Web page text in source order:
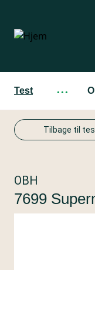
hovedindhold
Test ···
Tilbage til
OBH
7699